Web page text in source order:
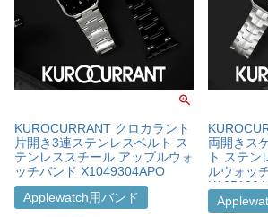
KUROCURRANT クロカラント
片開き3連ステンレスベルト ス
テンレススチール アップルウォ
ッチバンド X1049304APO
Applewatch用バンド
両開きス
ト ステ
ルウォッ